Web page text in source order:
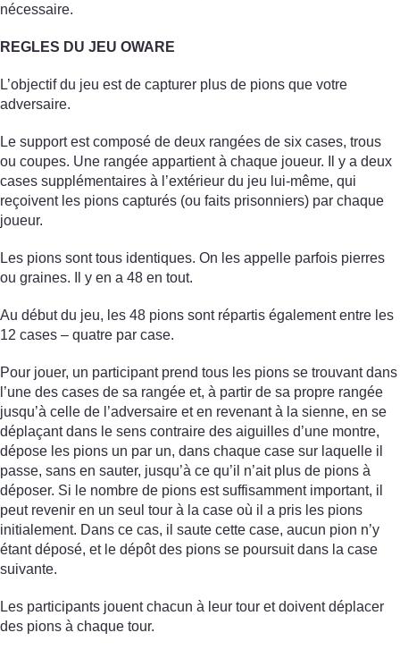
nécessaire.
REGLES DU JEU OWARE
L’objectif du jeu est de capturer plus de pions que votre
adversaire.
Le support est composé de deux rangées de six cases, trous
ou coupes. Une rangée appartient à chaque joueur. Il y a deux
cases supplémentaires à l’extérieur du jeu lui-même, qui
reçoivent les pions capturés (ou faits prisonniers) par chaque
joueur.
Les pions sont tous identiques. On les appelle parfois pierres
ou graines. Il y en a 48 en tout.
Au début du jeu, les 48 pions sont répartis également entre les
12 cases – quatre par case.
Pour jouer, un participant prend tous les pions se trouvant dans
l’une des cases de sa rangée et, à partir de sa propre rangée
jusqu’à celle de l’adversaire et en revenant à la sienne, en se
déplaçant dans le sens contraire des aiguilles d’une montre,
dépose les pions un par un, dans chaque case sur laquelle il
passe, sans en sauter, jusqu’à ce qu’il n’ait plus de pions à
déposer. Si le nombre de pions est suffisamment important, il
peut revenir en un seul tour à la case où il a pris les pions
initialement. Dans ce cas, il saute cette case, aucun pion n’y
étant déposé, et le dépôt des pions se poursuit dans la case
suivante.
Les participants jouent chacun à leur tour et doivent déplacer
des pions à chaque tour.